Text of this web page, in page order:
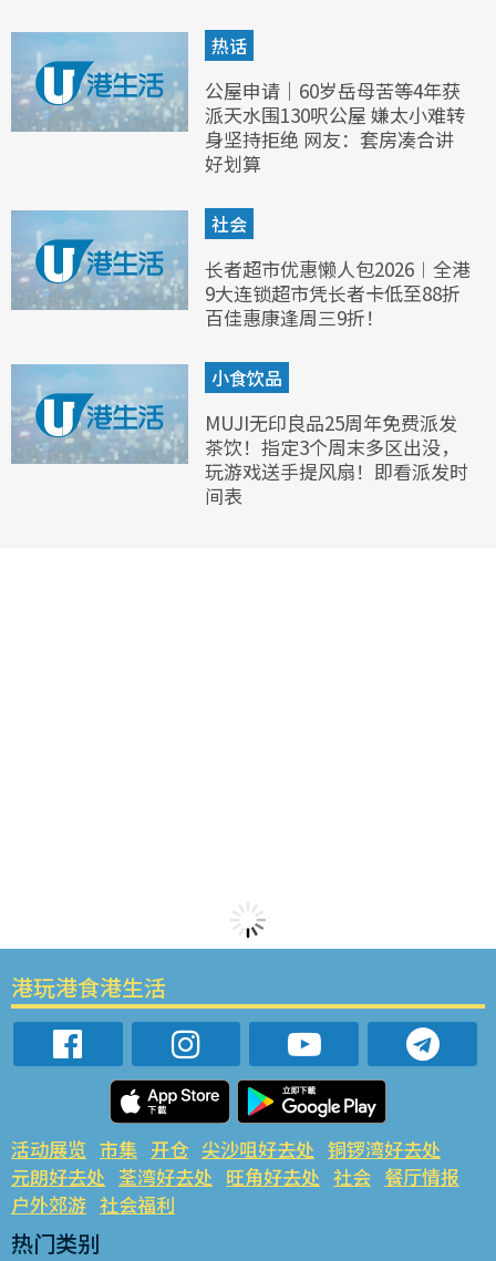
热话
公屋申请｜60岁岳母苦等4年获
派天水围130呎公屋 嫌太小难转
身坚持拒绝 网友：套房凑合讲
好划算
社会
长者超市优惠懒人包2026︱全港
9大连锁超市凭长者卡低至88折
百佳惠康逢周三9折！
小食饮品
MUJI无印良品25周年免费派发
茶饮！指定3个周末多区出没，
玩游戏送手提风扇！即看派发时
间表
港玩港食港生活
活动展览 市集 开仓 尖沙咀好去处 铜锣湾好去处
元朗好去处 荃湾好去处 旺角好去处 社会 餐厅情报
户外郊游 社会福利
热门类别